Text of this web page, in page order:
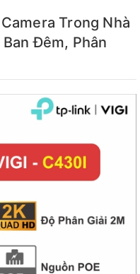
Trong Nhà
Đêm, Phân